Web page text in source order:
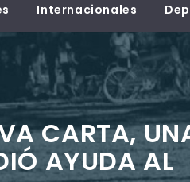
Internacionales
CARTA,
AYUDA AL